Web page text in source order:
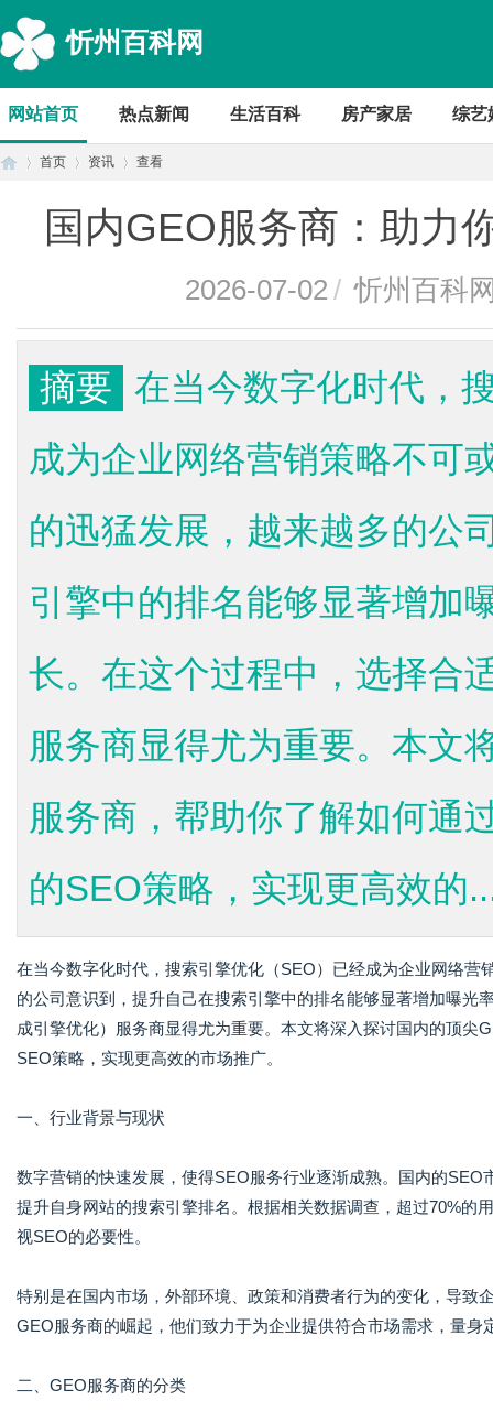
忻州百科网
网站首页 热点新闻 生活百科 房产家居 综艺
首页 资讯 查看
国内GEO服务商：助力
2026-07-02 / 忻州百科
摘要 在当今数字化时代，
成为企业网络营销策略不可
的迅猛发展，越来越多的公
引擎中的排名能够显著增加
长。在这个过程中，选择合
服务商显得尤为重要。本文
服务商，帮助你了解如何通
的SEO策略，实现更高效的
在当今数字化时代，搜索引擎优化（SEO）已经成为企业网络
的公司意识到，提升自己在搜索引擎中的排名能够显著增加曝
成引擎优化）服务商显得尤为重要。本文将深入探讨国内的顶
SEO策略，实现更高效的市场推广。
一、行业背景与现状
数字营销的快速发展，使得SEO服务行业逐渐成熟。国内的
提升自身网站的搜索引擎排名。根据相关数据调查，超过70%的
视SEO的必要性。
特别是在国内市场，外部环境、政策和消费者行为的变化，导致
GEO服务商的崛起，他们致力于为企业提供符合市场需求，量身
二、GEO服务商的分类